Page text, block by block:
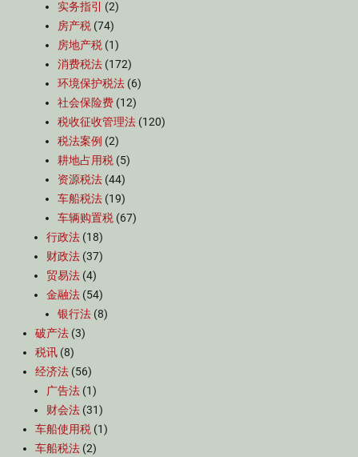
实务指引
(2)
房产税 (74)
房地产税 (1)
消费税法 (172)
环境保护税法 (6)
社会保险费 (12)
税收征收管理法 (120)
税法案例 (2)
耕地占用税 (5)
资源税法 (44)
车船税法 (19)
车辆购置税 (67)
行政法 (18)
财政法 (37)
贸易法 (4)
金融法 (54)
银行法 (8)
破产法 (3)
税讯 (8)
经济法 (56)
广告法 (1)
财会法 (31)
车船使用税 (1)
车船税法 (2)